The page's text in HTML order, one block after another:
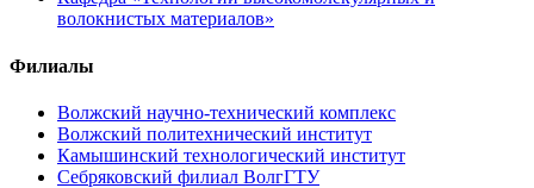
волокнистых материалов»
Филиалы
Волжский научно-технический комплекс
Волжский политехнический институт
Камышинский технологический институт
Себряковский филиал ВолгГТУ